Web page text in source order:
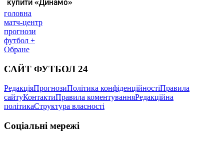
головна
матч-центр
прогнози
футбол +
Обране
САЙТ ФУТБОЛ 24
РедакціяПрогнозиПолітика конфіденційностіПравила
сайтуКонтактиПравила коментуванняРедакційна
політикаСтруктура власності
Соціальні мережі